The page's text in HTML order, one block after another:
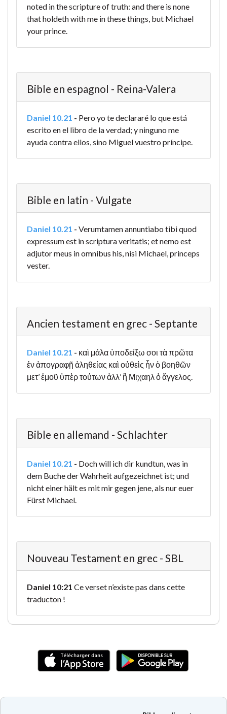
noted in the scripture of truth: and there is none
that holdeth with me in these things, but Michael
your prince.
Bible en espagnol - Reina-Valera
Daniel 10.21 - Pero yo te declararé lo que está
escrito en el libro de la verdad; y ninguno me
ayuda contra ellos, sino Miguel vuestro príncipe.
Bible en latin - Vulgate
Daniel 10.21 - Verumtamen annuntiabo tibi quod
expressum est in scriptura veritatis; et nemo est
adjutor meus in omnibus his, nisi Michael, princeps
vester.
Ancien testament en grec - Septante
Daniel 10.21 - καὶ μάλα ὑποδείξω σοι τὰ πρῶτα
ἐν ἀπογραφῇ ἀληθείας καὶ οὐθεὶς ἦν ὁ βοηθῶν
μετ’ ἐμοῦ ὑπὲρ τούτων ἀλλ’ ἢ Μιχαηλ ὁ ἄγγελος.
Bible en allemand - Schlachter
Daniel 10.21 - Doch will ich dir kundtun, was in
dem Buche der Wahrheit aufgezeichnet ist; und
nicht einer hält es mit mir gegen jene, als nur euer
Fürst Michael.
Nouveau Testament en grec - SBL
Daniel 10:21 Ce verset n’existe pas dans cette
traducton !